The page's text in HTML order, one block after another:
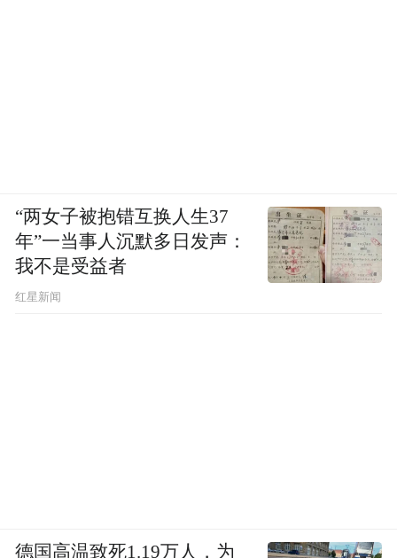
“两女子被抱错互换人生37
年”一当事人沉默多日发声：
我不是受益者
红星新闻
德国高温致死1.19万人，为